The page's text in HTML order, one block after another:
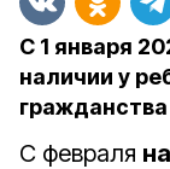
С 1 января
наличии у
С февраля